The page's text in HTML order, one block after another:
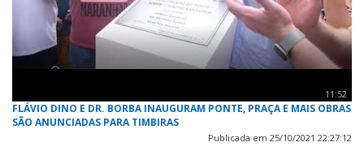
11:52
FLÁVIO DINO E DR. BORBA INAUGURAM PONTE, PRAÇA E MAIS OBRAS
SÃO ANUNCIADAS PARA TIMBIRAS
Publicada em 25/10/2021 22:27:12